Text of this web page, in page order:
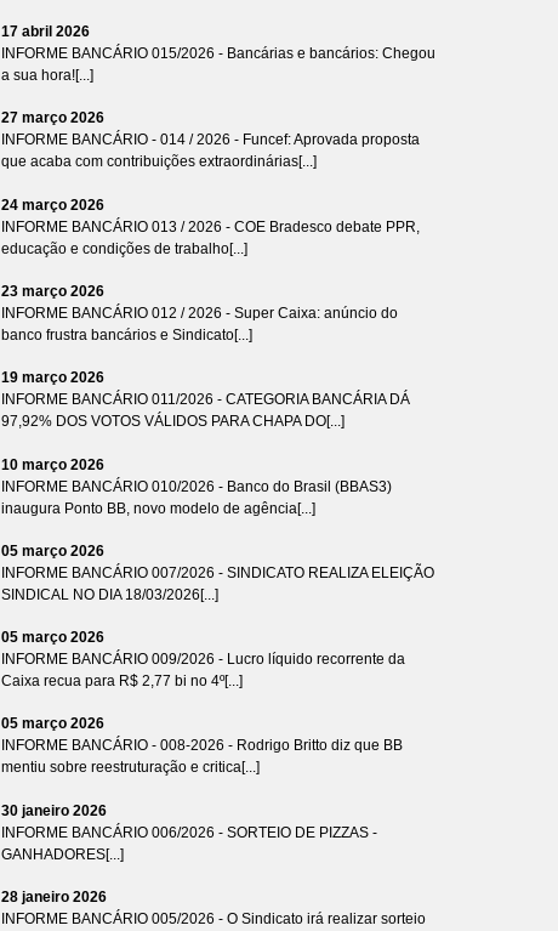
17 abril 2026
INFORME BANCÁRIO 015/2026 - Bancárias e bancários: Chegou
a sua hora![...]
27 março 2026
INFORME BANCÁRIO - 014 / 2026 - Funcef: Aprovada proposta
que acaba com contribuições extraordinárias[...]
24 março 2026
INFORME BANCÁRIO 013 / 2026 - COE Bradesco debate PPR,
educação e condições de trabalho[...]
23 março 2026
INFORME BANCÁRIO 012 / 2026 - Super Caixa: anúncio do
banco frustra bancários e Sindicato[...]
19 março 2026
INFORME BANCÁRIO 011/2026 - CATEGORIA BANCÁRIA DÁ
97,92% DOS VOTOS VÁLIDOS PARA CHAPA DO[...]
10 março 2026
INFORME BANCÁRIO 010/2026 - Banco do Brasil (BBAS3)
inaugura Ponto BB, novo modelo de agência[...]
05 março 2026
INFORME BANCÁRIO 007/2026 - SINDICATO REALIZA ELEIÇÃO
SINDICAL NO DIA 18/03/2026[...]
05 março 2026
INFORME BANCÁRIO 009/2026 - Lucro líquido recorrente da
Caixa recua para R$ 2,77 bi no 4º[...]
05 março 2026
INFORME BANCÁRIO - 008-2026 - Rodrigo Britto diz que BB
mentiu sobre reestruturação e critica[...]
30 janeiro 2026
INFORME BANCÁRIO 006/2026 - SORTEIO DE PIZZAS -
GANHADORES[...]
28 janeiro 2026
INFORME BANCÁRIO 005/2026 - O Sindicato irá realizar sorteio